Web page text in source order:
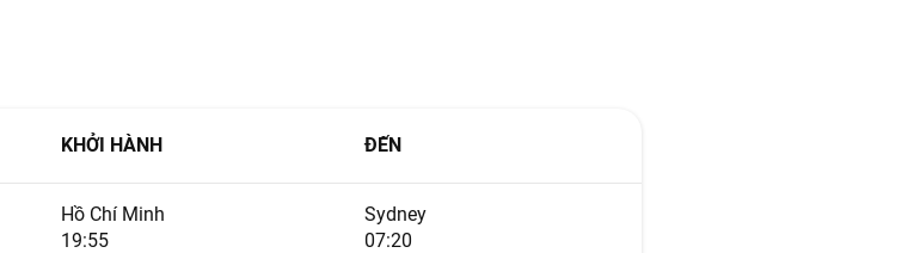
KHỞI HÀNH ĐẾN
Hồ Chí Minh
19:55
Sydney
07:20